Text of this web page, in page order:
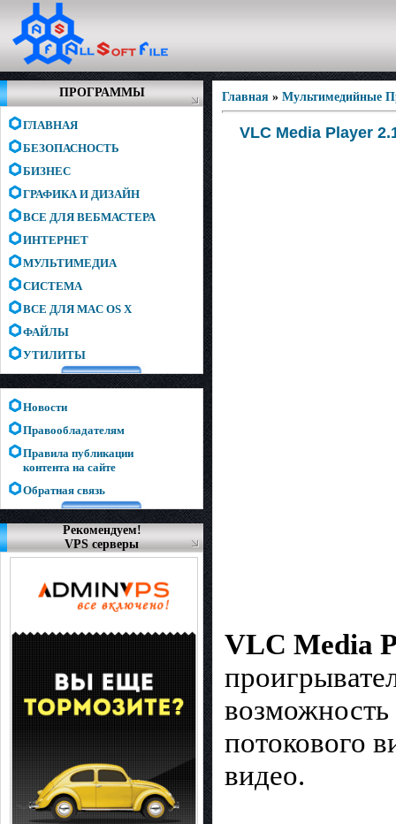
ПРОГРАММЫ
ГЛАВНАЯ
БЕЗОПАСНОСТЬ
БИЗНЕС
ГРАФИКА И ДИЗАЙН
ВСЕ ДЛЯ ВЕБМАСТЕРА
ИНТЕРНЕТ
МУЛЬТИМЕДИА
СИСТЕМА
ВСЕ ДЛЯ MAC OS X
ФАЙЛЫ
УТИЛИТЫ
Новости
Правообладателям
Правила публикации
контента на сайте
Обратная связь
Рекомендуем!
VPS серверы
Главная » Мультимедийные
VLC Media Player
VLC Media
потокового
видео.